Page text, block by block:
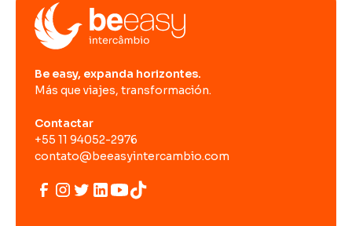
Be easy, expanda horizontes.
Más que viajes, transformación.
Contactar
+55 11 94052-2976
contato@beeasyintercambio.com